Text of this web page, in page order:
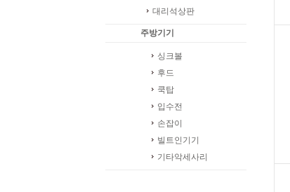
대리석상판
주방기기
싱크볼
후드
쿡탑
입수전
손잡이
빌트인기기
기타악세사리